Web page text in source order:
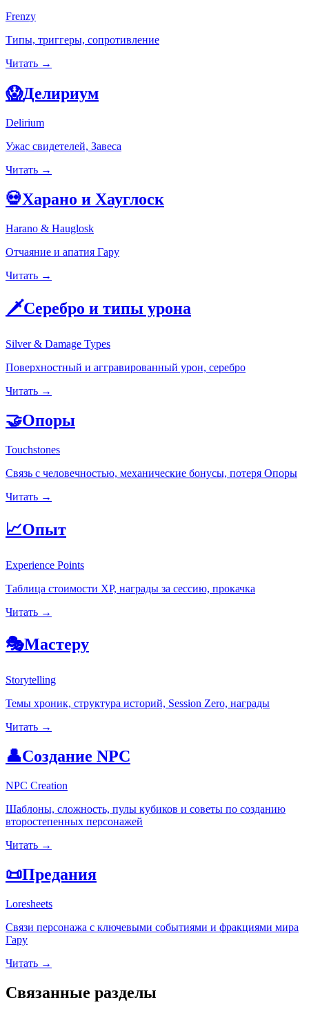
Frenzy
Типы, триггеры, сопротивление
Читать →
😱Делириум
Delirium
Ужас свидетелей, Завеса
Читать →
💀Харано и Хауглоск
Harano & Hauglosk
Отчаяние и апатия Гару
Читать →
🗡️Серебро и типы урона
Silver & Damage Types
Поверхностный и аггравированный урон, серебро
Читать →
🤝Опоры
Touchstones
Связь с человечностью, механические бонусы, потеря Опоры
Читать →
📈Опыт
Experience Points
Таблица стоимости XP, награды за сессию, прокачка
Читать →
🎭Мастеру
Storytelling
Темы хроник, структура историй, Session Zero, награды
Читать →
👤Создание NPC
NPC Creation
Шаблоны, сложность, пулы кубиков и советы по созданию
второстепенных персонажей
Читать →
📜Предания
Loresheets
Связи персонажа с ключевыми событиями и фракциями мира
Гару
Читать →
Связанные разделы